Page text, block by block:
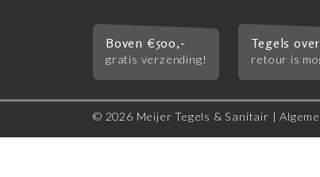
Boven €500,-
gratis verzending!
Tegels
retour is
© 2026 Meijer Tegels & Sanitair |